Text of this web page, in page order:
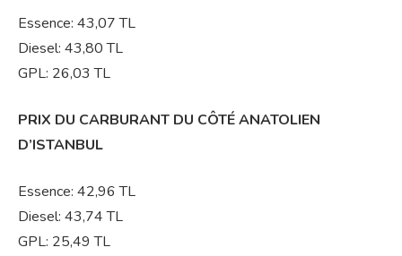
Essence: 43,07 TL
Diesel: 43,80 TL
GPL: 26,03 TL
PRIX DU CARBURANT DU CÔTÉ ANATOLIEN
D’ISTANBUL
Essence: 42,96 TL
Diesel: 43,74 TL
GPL: 25,49 TL